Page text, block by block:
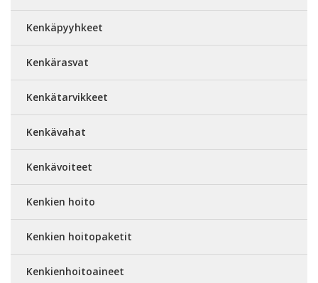
Kenkäpyyhkeet
Kenkärasvat
Kenkätarvikkeet
Kenkävahat
Kenkävoiteet
Kenkien hoito
Kenkien hoitopaketit
Kenkienhoitoaineet